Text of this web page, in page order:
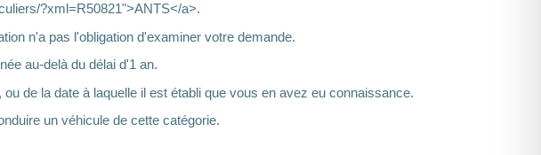
?xml=R50821">ANTS</a>.
n'a pas l'obligation d'examiner votre demande.
au-delà du délai d'1 an.
de la date à laquelle il est établi que vous en avez eu connaissance.
un véhicule de cette catégorie.